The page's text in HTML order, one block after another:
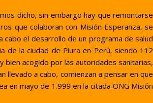
dicho, sin embargo hay que remontarse
que colaboran con Misión Esperanza, se
cabo el desarrollo de un programa de salud
de la ciudad de Piura en Perú, siendo 112
acogido por las autoridades sanitarias,
llevado a cabo, comienzan a pensar en que
en mayo de 1.999 en la citada ONG Misión